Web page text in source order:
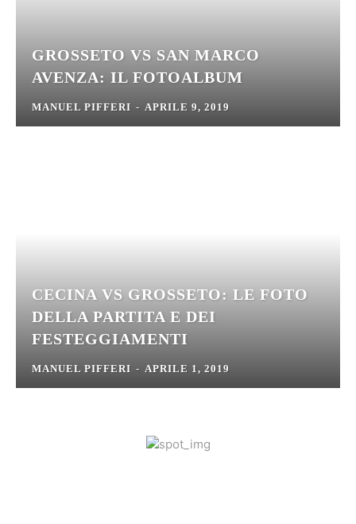
GROSSETO VS SAN MARCO
AVENZA: IL FOTOALBUM
MANUEL PIFFERI - APRILE 9, 2019
CECINA VS GROSSETO: LE FOTO
DELLA PARTITA E DEI
FESTEGGIAMENTI
MANUEL PIFFERI - APRILE 1, 2019